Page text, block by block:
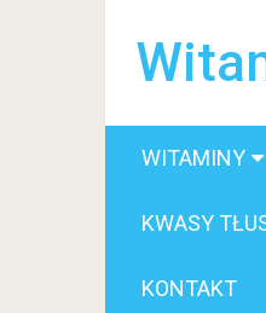
WITAMINY
KWASY
KONTAKT